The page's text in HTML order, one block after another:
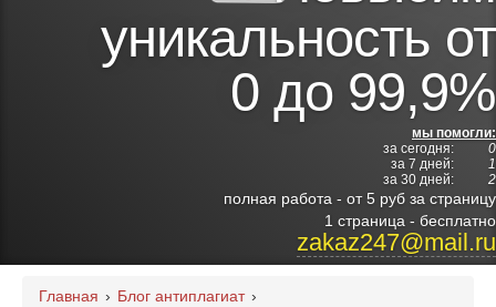
Преимущества
Институты
уникальность от
0 до 99,9%
мы помогли:
за сегодня:
0
за 7 дней:
1
за 30 дней:
2
полная работа - от 5 руб за страницу
1 страница - бесплатно
zakaz247@mail.ru
Главная › Блог антиплагиат ›